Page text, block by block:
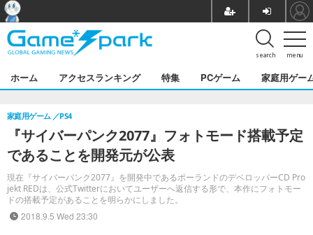
menu
search
ホーム アクセスランキング 特集 PCゲーム 家庭用ゲー
『サイバーパンク2077』フォトモード搭載予定
であることを開発元が公表
現在『サイバーパンク2077』を開発中であるポーランドのデベロッパーCD Pro
jekt REDは、公式Twitterにおいてユーザーへ返信する形で、本作にフォトモー
ドの搭載予定があることを明らかにしました。
家庭用ゲーム PS4
2018.9.5 Wed 23:30